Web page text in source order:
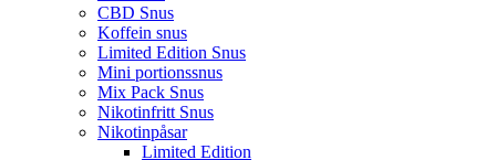
CBD Snus
Koffein snus
Limited Edition Snus
Mini portionssnus
Mix Pack Snus
Nikotinfritt Snus
Nikotinpåsar
Limited Edition